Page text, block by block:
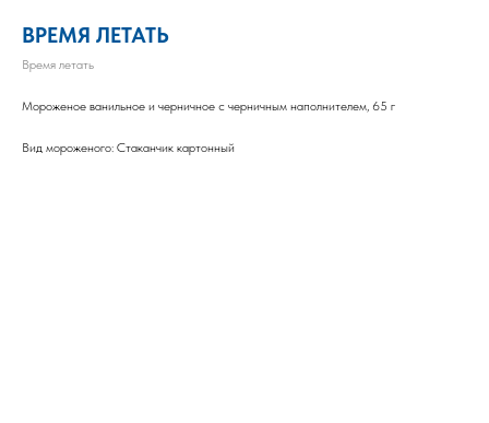
ВРЕМЯ ЛЕТАТЬ
Время летать
Мороженое ванильное и черничное с черничным наполнителем, 65 г
Вид мороженого: Стаканчик картонный